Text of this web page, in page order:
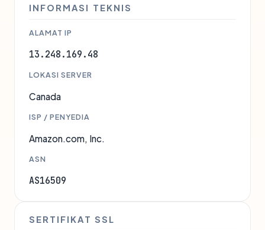
INFORMASI TEKNIS
ALAMAT IP
13.248.169.48
LOKASI SERVER
Canada
ISP / PENYEDIA
Amazon.com, Inc.
ASN
AS16509
SERTIFIKAT SSL